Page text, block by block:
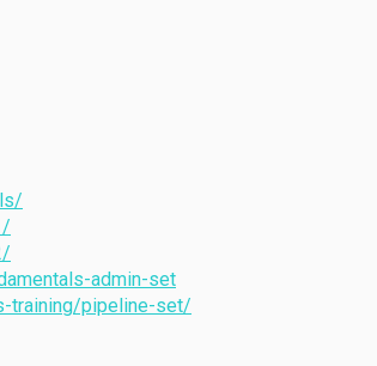
admin-set
training/pipeline-set/